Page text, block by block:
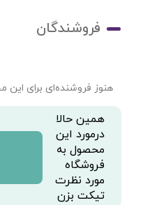
فروشندگان
هنوز فروشنده‌ای برای
همین حالا
درمورد این
محصول به
فروشگاه
مورد نظرت
تیکت بزن